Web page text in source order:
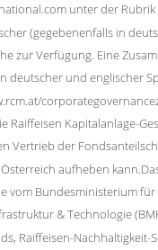
unter der Rubrik
(gegebenenfalls in
zur Verfügung. Eine
deutscher und englischer
Raiffeisen Kapitalanlage-
Vertrieb der
aufheben
vom Bundesministerium für
& Technologie
Raiffeisen-Nachhaltigkeit-